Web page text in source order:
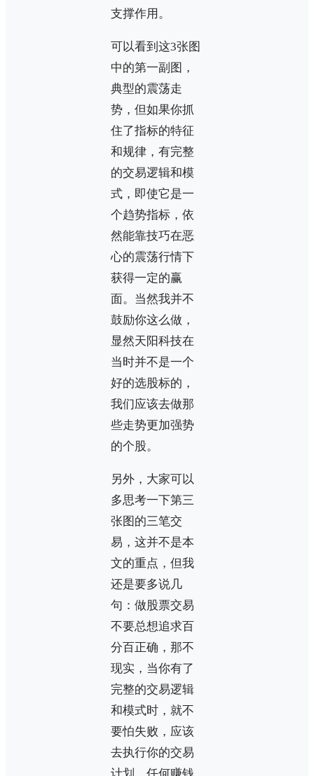
支撑作用。
可以看到这3张图
中的第一副图，
典型的震荡走
势，但如果你抓
住了指标的特征
和规律，有完整
的交易逻辑和模
式，即使它是一
个趋势指标，依
然能靠技巧在恶
心的震荡行情下
获得一定的赢
面。当然我并不
鼓励你这么做，
显然天阳科技在
当时并不是一个
好的选股标的，
我们应该去做那
些走势更加强势
的个股。
另外，大家可以
多思考一下第三
张图的三笔交
易，这并不是本
文的重点，但我
还是要多说几
句：做股票交易
不要总想追求百
分百正确，那不
现实，当你有了
完整的交易逻辑
和模式时，就不
要怕失败，应该
去执行你的交易
计划，任何赚钱